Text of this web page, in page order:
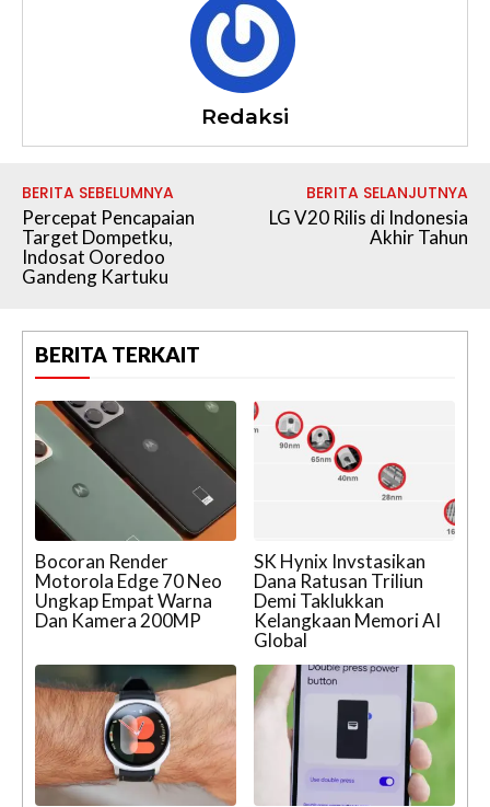
Redaksi
BERITA SEBELUMNYA
Percepat Pencapaian
Target Dompetku,
Indosat Ooredoo
Gandeng Kartuku
BERITA SELANJUTNYA
LG V20 Rilis di Indonesia
Akhir Tahun
BERITA TERKAIT
Bocoran Render
Motorola Edge 70 Neo
Ungkap Empat Warna
Dan Kamera 200MP
SK Hynix Invstasikan
Dana Ratusan Triliun
Demi Taklukkan
Kelangkaan Memori AI
Global